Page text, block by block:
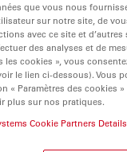
POURQUOI
NUMÉRIQUES
que vous nous
sur notre site, de
avec ce site et
des analyses et de
les cookies », vous
le lien ci-dessous). Vous
« Paramètres des cookies
plus sur nos pratiques.
Cookie Partners Details